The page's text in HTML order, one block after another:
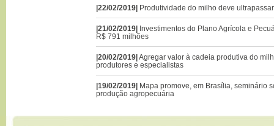
|22/02/2019| Produtividade do milho deve
|21/02/2019| Investimentos do Plano Agrícola e
R$ 791 milhões
|20/02/2019|Agregar valor à cadeia produtiva do
produtores e especialistas
|19/02/2019| Mapa promove, em Brasília, seminário
produção agropecuária